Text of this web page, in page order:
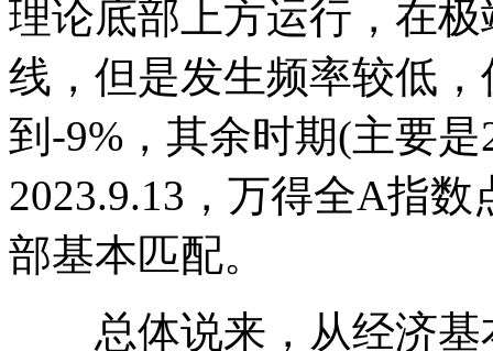
理论底部上方运行，在
线，但是发生频率较低
到-9%，其余时期(主要
2023.9.13，万得全A指
部基本匹配。
总体说来，从经济基